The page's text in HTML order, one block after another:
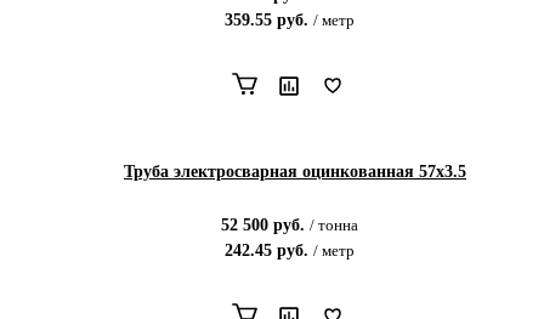
359.55руб. / метр
Труба электросварная оцинкованная 57х3.5
52 500руб. / тонна
242.45руб. / метр